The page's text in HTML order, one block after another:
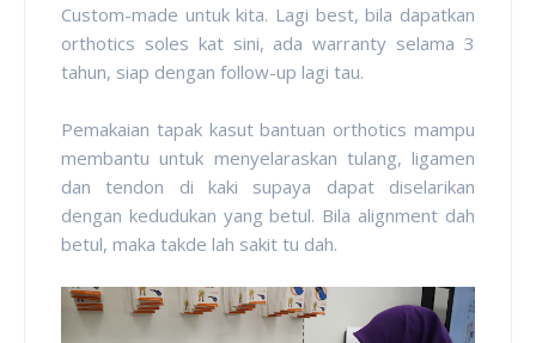
Custom-made untuk kita. Lagi best, bila dapatkan
orthotics soles kat sini, ada warranty selama 3
tahun, siap dengan follow-up lagi tau.
Pemakaian tapak kasut bantuan orthotics mampu
membantu untuk menyelaraskan tulang, ligamen
dan tendon di kaki supaya dapat diselarikan
dengan kedudukan yang betul. Bila alignment dah
betul, maka takde lah sakit tu dah.